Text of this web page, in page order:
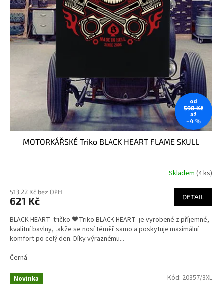
od
590 Kč
až
–4 %
MOTORKÁŘSKÉ Triko BLACK HEART FLAME SKULL
Skladem (4 ks)
513,22 Kč bez DPH
621 Kč DETAIL
BLACK HEART tričko 🖤Triko BLACK HEART je vyrobené z příjemné,
kvalitní bavlny, takže se nosí téměř samo a poskytuje maximální
komfort po celý den. Díky výraznému...
Černá
Novinka Kód: 20357/3XL